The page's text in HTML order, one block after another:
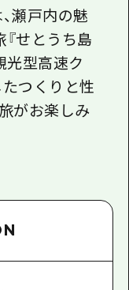
瀬戸内の魅
せとうち島
光型高速ク
つくりと性
がお楽しみ